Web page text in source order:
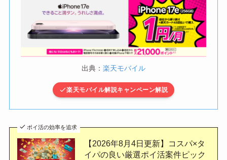
出典： 楽天モバイル
楽天モバイル解説キャンペーン解説
ポイ活の効率を追求
【2026年8月4日更新】コスパ×タ
イパの良い厳選ポイ活案件ピック